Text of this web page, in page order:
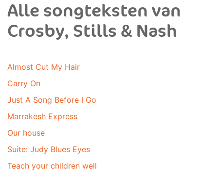
Alle songteksten van
Crosby, Stills & Nash
Almost Cut My Hair
Carry On
Just A Song Before I Go
Marrakesh Express
Our house
Suite: Judy Blues Eyes
Teach your children well